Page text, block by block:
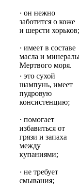
· он нежно
заботится о коже
и шерсти хорьков;
· имеет в составе
масла и
Мертвого моря.
· это сухой
шампунь, имеет
пудровую
консистенцию;
· помогает
избавиться от
грязи и запаха
между
купаниями;
· не требует
смывания;